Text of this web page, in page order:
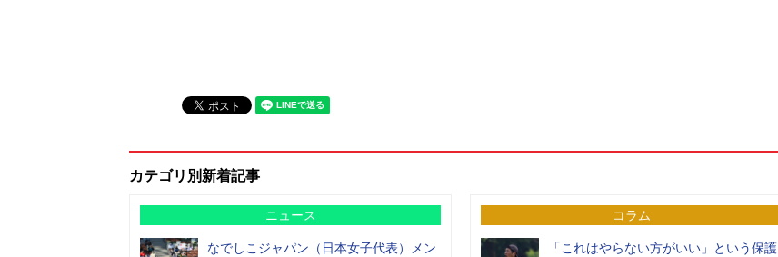
カテゴリ別新着記事
ニュース
なでしこジャパン（日本女子代表）メン
コラム
「これはやらない方がいい」という保護